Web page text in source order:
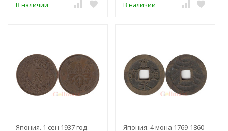
В наличии В наличии
Япония. 1 сен 1937 год.
Япония. 4 мона 1769-1860